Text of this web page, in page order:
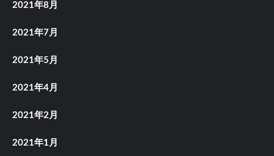
2021年8月
2021年7月
2021年5月
2021年4月
2021年2月
2021年1月